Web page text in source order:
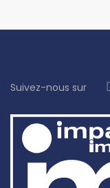
Suivez-nous sur